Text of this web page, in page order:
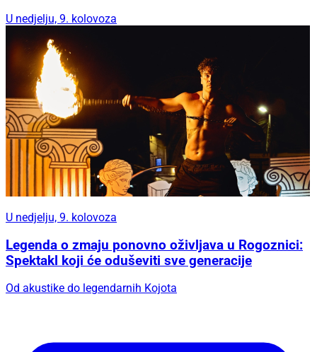
U nedjelju, 9. kolovoza
U nedjelju, 9. kolovoza
Legenda o zmaju ponovno oživljava u Rogoznici:
Spektakl koji će oduševiti sve generacije
Od akustike do legendarnih Kojota